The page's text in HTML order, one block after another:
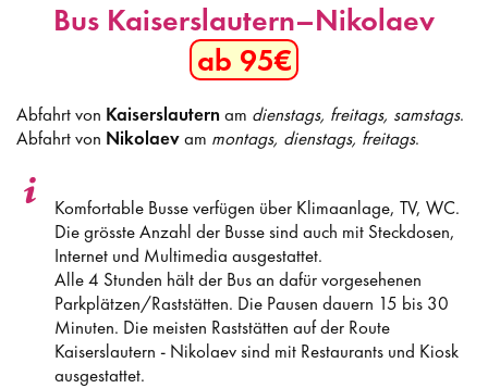
Bus Kaiserslautern–Nikolaev
ab 95€
Abfahrt von Kaiserslautern am dienstags, freitags, samstags.
Abfahrt von Nikolaevam montags, dienstags, freitags.
Komfortable Busse verfügen über Klimaanlage, TV, WC.
Die grösste Anzahl der Busse sind auch mit Steckdosen,
Internet und Multimedia ausgestattet.
Alle 4 Stunden hält der Bus an dafür vorgesehenen
Parkplätzen/Raststätten. Die Pausen dauern 15 bis 30
Minuten. Die meisten Raststätten auf der Route
Kaiserslautern - Nikolaev sind mit Restaurants und Kiosk
ausgestattet.